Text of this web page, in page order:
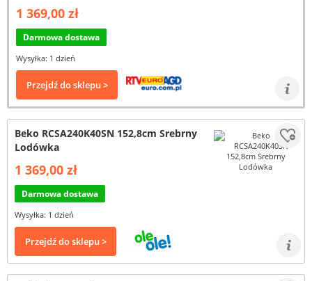
1 369,00 zł
Darmowa dostawa
Wysyłka: 1 dzień
Przejdź do sklepu >
Beko RCSA240K40SN 152,8cm Srebrny
Lodówka
1 369,00 zł
Darmowa dostawa
Wysyłka: 1 dzień
Przejdź do sklepu >